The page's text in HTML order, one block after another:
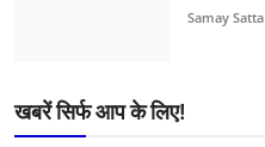
Samay Satta
खबरें सिर्फ आप के लिए!